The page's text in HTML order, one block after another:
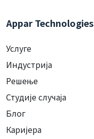
Appar Technologies
Услуге
Индустрија
Решење
Студије случаја
Блог
Каријера